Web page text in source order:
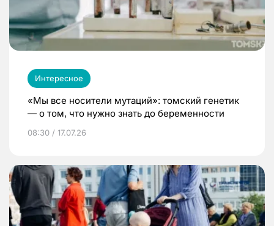
Интересное
«Мы все носители мутаций»: томский генетик
— о том, что нужно знать до беременности
08:30 / 17.07.26